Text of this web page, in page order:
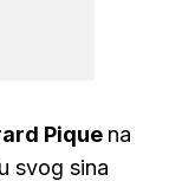
Pique na
svog sina